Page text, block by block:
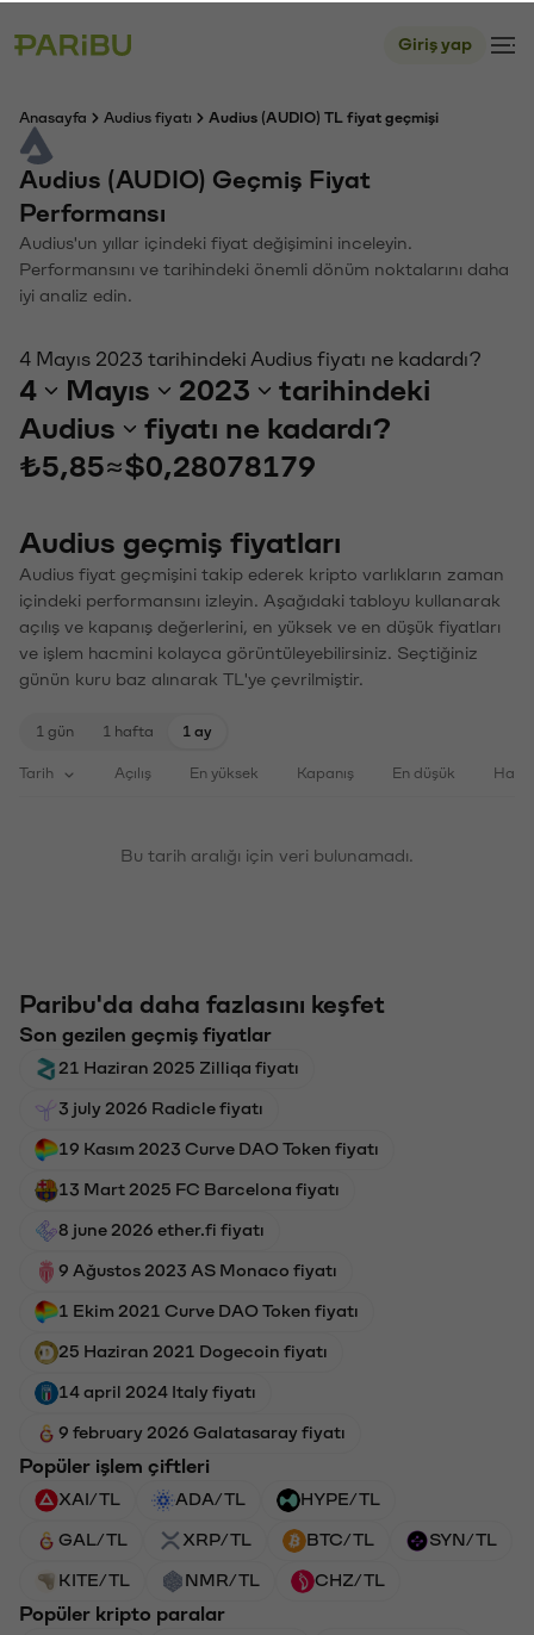
Giriş yap
Anasayfa Audius fiyatı Audius (AUDIO) TL fiyat geçmişi
Audius (AUDIO) Geçmiş Fiyat
Performansı
Audius'un yıllar içindeki fiyat değişimini inceleyin.
Performansını ve tarihindeki önemli dönüm noktalarını daha
iyi analiz edin.
4 Mayıs 2023 tarihindeki Audius fiyatı ne kadardı?
4 Mayıs 2023
tarihindeki
Audius
fiyatı ne kadardı?
₺5,85≈$0,28078179
Audius geçmiş fiyatları
Audius fiyat geçmişini takip ederek kripto varlıkların zaman
içindeki performansını izleyin. Aşağıdaki tabloyu kullanarak
açılış ve kapanış değerlerini, en yüksek ve en düşük fiyatları
ve işlem hacmini kolayca görüntüleyebilirsiniz. Seçtiğiniz
günün kuru baz alınarak TL'ye çevrilmiştir.
1 gün 1 hafta 1 ay
Tarih Açılış En yüksek Kapanış En düşük
Bu tarih aralığı için veri bulunamadı.
Paribu'da daha fazlasını keşfet
Son gezilen geçmiş fiyatlar
21 Haziran 2025 Zilliqa fiyatı
3 july 2026 Radicle fiyatı
19 Kasım 2023 Curve DAO Token fiyatı
13 Mart 2025 FC Barcelona fiyatı
8 june 2026 ether.fi fiyatı
9 Ağustos 2023 AS Monaco fiyatı
1 Ekim 2021 Curve DAO Token fiyatı
25 Haziran 2021 Dogecoin fiyatı
14 april 2024 Italy fiyatı
9 february 2026 Galatasaray fiyatı
Popüler işlem çiftleri
XAI/TL ADA/TL HYPE/TL
GAL/TL XRP/TL BTC/TL SYN/TL
KITE/TL NMR/TL CHZ/TL
Popüler kripto paralar